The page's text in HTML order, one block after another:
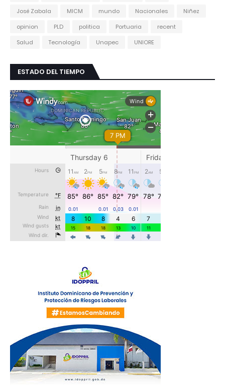
José Zabala
MICM mundo Nacionales
Niñez
opinion
PLD politica Portuaria
recent
Salud
Tecnología Unapec UNIORE
ESTADO DEL TIEMPO